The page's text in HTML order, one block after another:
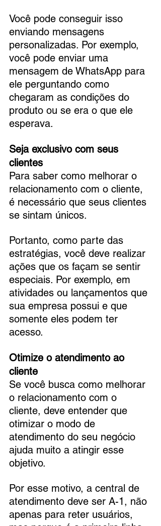
Você pode conseguir isso
enviando mensagens
personalizadas. Por exemplo,
você pode enviar uma
mensagem de WhatsApp para
ele perguntando como
chegaram as condições do
produto ou se era o que ele
esperava.
Seja exclusivo com seus
clientes
Para saber como melhorar o
relacionamento com o cliente,
é necessário que seus clientes
se sintam únicos.
Portanto, como parte das
estratégias, você deve realizar
ações que os façam se sentir
especiais. Por exemplo, em
atividades ou lançamentos que
sua empresa possui e que
somente eles podem ter
acesso.
Otimize o atendimento ao
cliente
Se você busca como melhorar
o relacionamento com o
cliente, deve entender que
otimizar o modo de
atendimento do seu negócio
ajuda muito a atingir esse
objetivo.
Por esse motivo, a central de
atendimento deve ser A-1, não
apenas para reter usuários,